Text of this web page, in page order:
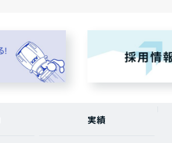
実績